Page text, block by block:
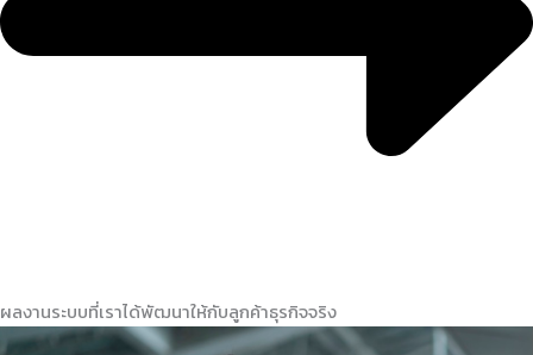
ผลงานระบบที่เราได้พัฒนาให้กับลูกค้าธุรกิจจริง